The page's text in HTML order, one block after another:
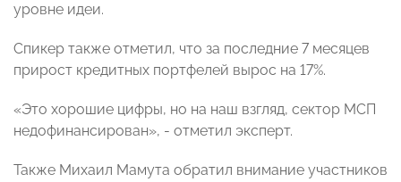
уровне идеи.
Спикер также отметил, что за последние 7 месяцев
прирост кредитных портфелей вырос на 17%.
«Это хорошие цифры, но на наш взгляд, сектор МСП
недофинансирован», - отметил эксперт.
Также Михаил Мамута обратил внимание участников